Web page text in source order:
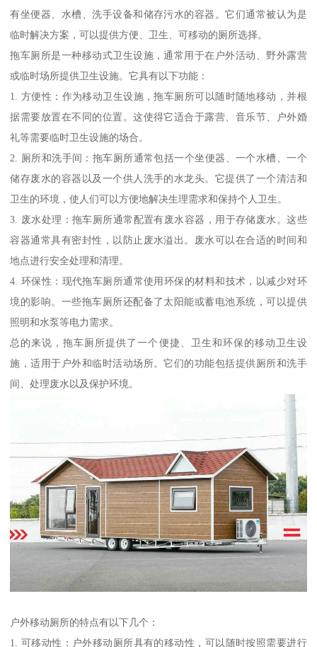
有坐便器、水槽、洗手设备和储存污水的容器。它们通常被认为是
临时解决方案，可以提供方便、卫生、可移动的厕所选择。
拖车厕所是一种移动式卫生设施，通常用于在户外活动、野外露营
或临时场所提供卫生设施。它具有以下功能：
1. 方便性：作为移动卫生设施，拖车厕所可以随时随地移动，并根
据需要放置在不同的位置。这使得它适合于露营、音乐节、户外婚
礼等需要临时卫生设施的场合。
2. 厕所和洗手间：拖车厕所通常包括一个坐便器、一个水槽、一个
储存废水的容器以及一个供人洗手的水龙头。它提供了一个清洁和
卫生的环境，使人们可以方便地解决生理需求和保持个人卫生。
3. 废水处理：拖车厕所通常配置有废水容器，用于存储废水。这些
容器通常具有密封性，以防止废水溢出。废水可以在合适的时间和
地点进行安全处理和清理。
4. 环保性：现代拖车厕所通常使用环保的材料和技术，以减少对环
境的影响。一些拖车厕所还配备了太阳能或蓄电池系统，可以提供
照明和水泵等电力需求。
总的来说，拖车厕所提供了一个便捷、卫生和环保的移动卫生设
施，适用于户外和临时活动场所。它们的功能包括提供厕所和洗手
间、处理废水以及保护环境。
户外移动厕所的特点有以下几个：
1. 可移动性：户外移动厕所具有的移动性，可以随时按照需要进行